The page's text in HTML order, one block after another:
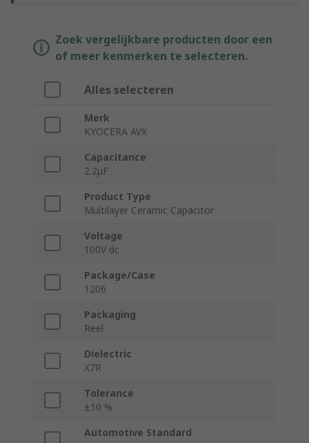
Zoek vergelijkbare producten door een
of meer kenmerken te selecteren.
Alles selecteren
Merk
KYOCERA AVX
Capacitance
2.2μF
Product Type
Multilayer Ceramic Capacitor
Voltage
100V dc
Package/Case
1206
Packaging
Reel
Dielectric
X7R
Tolerance
±10 %
Automotive Standard